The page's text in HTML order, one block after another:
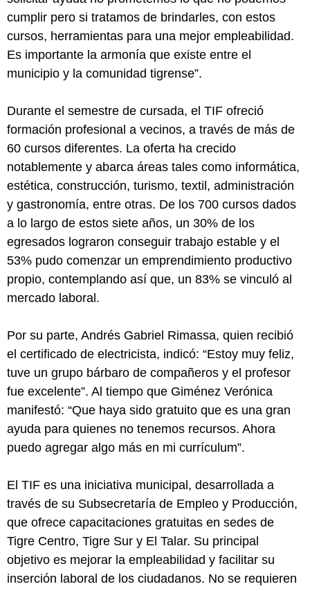
cumplir pero si tratamos de brindarles, con estos
cursos, herramientas para una mejor empleabilidad.
Es importante la armonía que existe entre el
municipio y la comunidad tigrense”.
Durante el semestre de cursada, el TIF ofreció
formación profesional a vecinos, a través de más de
60 cursos diferentes. La oferta ha crecido
notablemente y abarca áreas tales como informática,
estética, construcción, turismo, textil, administración
y gastronomía, entre otras. De los 700 cursos dados
a lo largo de estos siete años, un 30% de los
egresados lograron conseguir trabajo estable y el
53% pudo comenzar un emprendimiento productivo
propio, contemplando así que, un 83% se vinculó al
mercado laboral.
Por su parte, Andrés Gabriel Rimassa, quien recibió
el certificado de electricista, indicó: “Estoy muy feliz,
tuve un grupo bárbaro de compañeros y el profesor
fue excelente”. Al tiempo que Giménez Verónica
manifestó: “Que haya sido gratuito que es una gran
ayuda para quienes no tenemos recursos. Ahora
puedo agregar algo más en mi currículum”.
El TIF es una iniciativa municipal, desarrollada a
través de su Subsecretaría de Empleo y Producción,
que ofrece capacitaciones gratuitas en sedes de
Tigre Centro, Tigre Sur y El Talar. Su principal
objetivo es mejorar la empleabilidad y facilitar su
inserción laboral de los ciudadanos. No se requieren